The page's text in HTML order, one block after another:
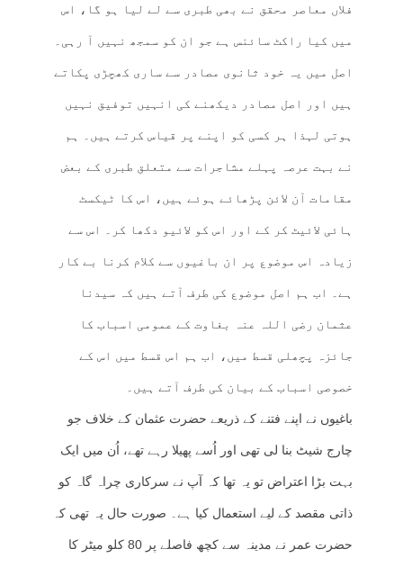
فلاں معاصر محقق نے بھی طبری سے لے لیا ہو گا، اس
میں کیا راکٹ سائنس ہے جو ان کو سمجھ نہیں آ رہی۔
اصل میں یہ خود ثانوی مصادر سے ساری کھچڑی پکاتے
ہیں اور اصل مصادر دیکھنے کی انہیں توفیق نہیں
ہوتی لہذا ہر کسی کو اپنے پر قیاس کرتے ہیں۔ ہم
نے بہت عرصہ پہلے مشاجرات سے متعلق طبری کے بعض
مقامات آن لائن پڑھائے ہوئے ہیں، اس کا ٹیکسٹ
ہائی لائیٹ کر کے اور اس کو لائیو دکھا کر۔ اس سے
زیادہ اس موضوع پر ان باغیوں سے کلام کرنا بے کار
ہے۔ اب ہم اصل موضوع کی طرف آتے ہیں کہ سیدنا
عثمان رضی اللہ عنہ بغاوت کے عمومی اسباب کا
جائزہ پچھلی قسط میں، اب ہم اس قسط میں اس کے
خصوصی اسباب کے بیان کی طرف آتے ہیں۔
باغیوں نے اپنے فتنے کے ذریعے حضرت عثمان کے خلاف جو
چارج شیٹ بنا لی تھی اور اُسے پھیلا رہے تھے، اُن میں ایک
بہت بڑا اعتراض تو یہ تھا کہ آپ نے سرکاری چراہ گاہ کو
ذاتی مقصد کے لیے استعمال کیا ہے۔ صورت حال یہ تھی کہ
حضرت عمر نے مدینہ سے کچھ فاصلے پر 80 کلو میٹر کا